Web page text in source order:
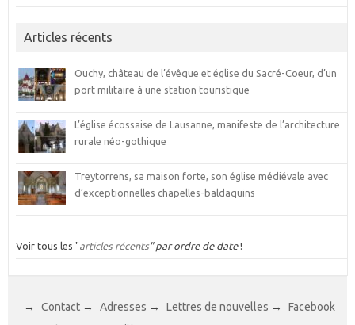
Articles récents
Ouchy, château de l’évêque et église du Sacré-Coeur, d’un
port militaire à une station touristique
L’église écossaise de Lausanne, manifeste de l’architecture
rurale néo-gothique
Treytorrens, sa maison forte, son église médiévale avec
d’exceptionnelles chapelles-baldaquins
Voir tous les "articles récents" par ordre de date!
→ Contact → Adresses → Lettres de nouvelles →
Facebook